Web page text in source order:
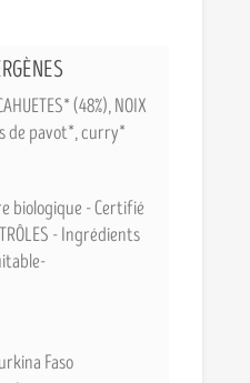
(48%), NOIX
de pavot*, curry*
biologique - Certifié
- Ingrédients
Faso